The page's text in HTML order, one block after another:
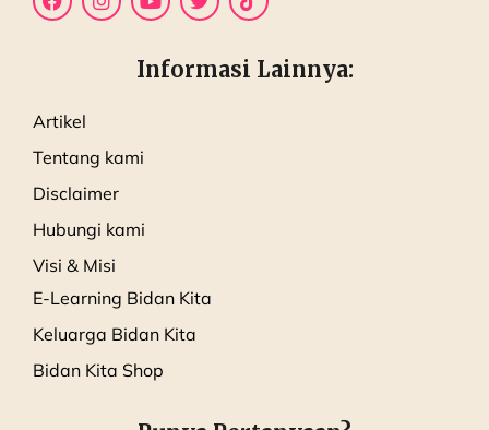
Informasi Lainnya:
Artikel
Tentang kami
Disclaimer
Hubungi kami
Visi & Misi
E-Learning Bidan Kita
Keluarga Bidan Kita
Bidan Kita Shop